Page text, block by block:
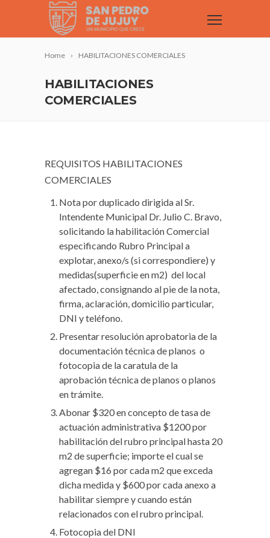
Home HABILITACIONES COMERCIALES
HABILITACIONES
COMERCIALES
REQUISITOS HABILITACIONES
COMERCIALES
Nota por duplicado dirigida al Sr.
Intendente Municipal Dr. Julio C. Bravo,
solicitando la habilitación Comercial
especificando Rubro Principal a
explotar, anexo/s (si correspondiere) y
medidas(superficie en m2) del local
afectado, consignando al pie de la nota,
firma, aclaración, domicilio particular,
DNI y teléfono.
Presentar resolución aprobatoria de la
documentación técnica de planos o
fotocopia de la caratula de la
aprobación técnica de planos o planos
en trámite.
Abonar $320 en concepto de tasa de
actuación administrativa $1200 por
habilitación del rubro principal hasta 20
m2 de superficie; importe el cual se
agregan $16 por cada m2 que exceda
dicha medida y $600 por cada anexo a
habilitar siempre y cuando están
relacionados con el rubro principal.
Fotocopia del DNI